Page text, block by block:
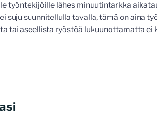
työntekijöille lähes minuutintarkka
suju suunnitellulla tavalla, tämä on aina
tai aseellista ryöstöä lukuunottamatta ei